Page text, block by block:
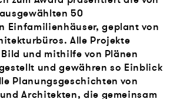
50
Einfamilienhäuser, geplant von
Alle Projekte
und mithilfe von Plänen
und gewähren so Einblick
Planungsgeschichten von
Architekten, die gemeinsam